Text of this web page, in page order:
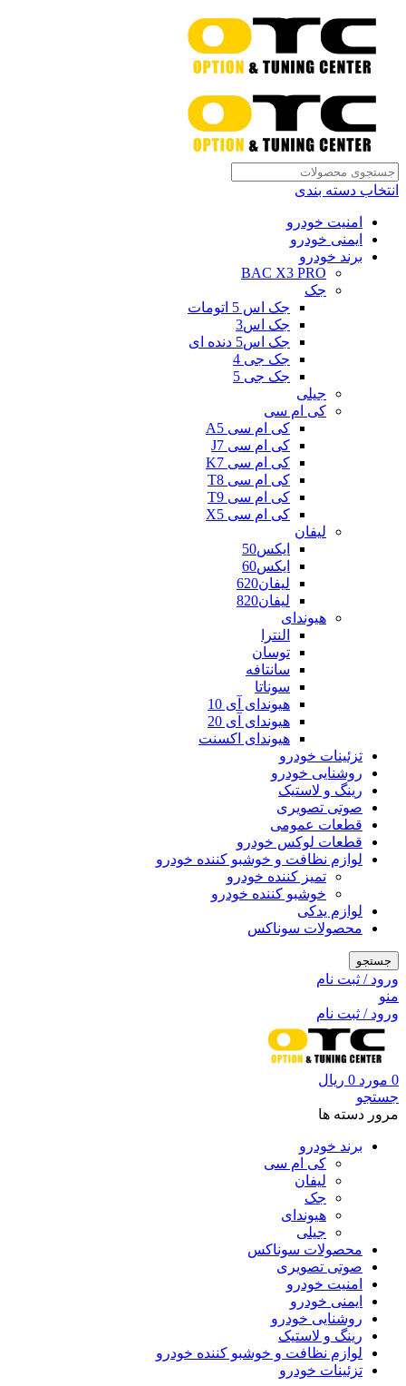
انتخاب دسته بندی
امنیت خودرو
ایمنی خودرو
برند خودرو
BAC X3 PRO
جک
جک اس 5 اتومات
جک اس3
جک اس5 دنده ای
جک جی 4
جک جی 5
جیلی
کی ام سی
کی ام سی A5
کی ام سی J7
کی ام سی K7
کی ام سی T8
کی ام سی T9
کی ام سی X5
لیفان
ایکس50
ایکس60
لیفان620
لیفان820
هیوندای
النترا
توسان
سانتافه
سوناتا
هیوندای آی 10
هیوندای آی 20
هیوندای اکسنت
تزئینات خودرو
روشنایی خودرو
رینگ و لاستیک
صوتی تصویری
قطعات عمومی
قطعات لوکس خودرو
لوازم نظافت و خوشبو کننده خودرو
تمیز کننده خودرو
خوشبو کننده خودرو
لوازم یدکی
محصولات سوناکس
جستجو
ورود / ثبت نام
منو
ورود / ثبت نام
0 مورد 0 ریال
جستجو
مرور دسته ها
برند خودرو
کی ام سی
لیفان
جک
هیوندای
جیلی
محصولات سوناکس
صوتی تصویری
امنیت خودرو
ایمنی خودرو
روشنایی خودرو
رینگ و لاستیک
لوازم نظافت و خوشبو کننده خودرو
تزئینات خودرو